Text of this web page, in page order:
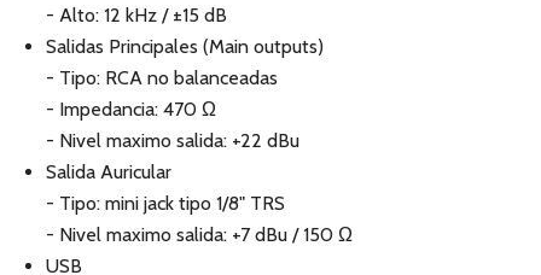
- Alto: 12 kHz / ±15 dB
Salidas Principales (Main outputs)
- Tipo: RCA no balanceadas
- Impedancia: 470 Ω
- Nivel maximo salida: +22 dBu
Salida Auricular
- Tipo: mini jack tipo 1/8" TRS
- Nivel maximo salida: +7 dBu / 150 Ω
USB